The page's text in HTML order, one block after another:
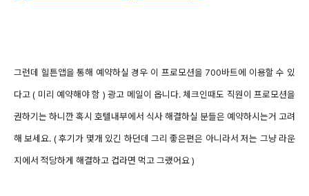
그런데 힐튼앱을 통해 예약하실 경우 이 프로모션을 700바트에 이용할 수 있
다고 ( 미리 예약해야 함 ) 광고 메일이 옵니다.체크인때도 직원이 프로모션을
권하기는 하니깐 혹시 호텔내부에서 식사 해결하실 분들은 예약하시는거 고려
해 보세요. ( 후기가 몇개 있긴 하던데 그리 좋은편은 아니라서 저는 그냥 라운
지에서 적당하게 해결하고 컵라면 먹고 그랬어요 )